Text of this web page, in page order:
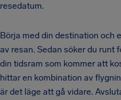
resedatum.
Börja med din destination och
av resan. Sedan söker du runt
din tidsram som kommer att
hittar en kombination av
är det läge att gå vidare.